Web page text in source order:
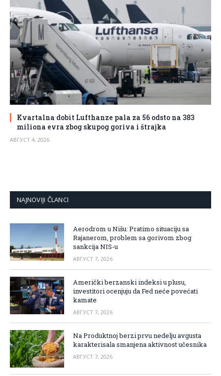
Kvartalna dobit Lufthanze pala za 56 odsto na 383
miliona evra zbog skupog goriva i štrajka
АВГУСТ 4, 2026
NAJNOVIJI ČLANCI
Aerodrom u Nišu: Pratimo situaciju sa
Rajanerom, problem sa gorivom zbog
sankcija NIS-u
АВГУСТ 7, 2026
Američki berzanski indeksi u plusu,
investitori ocenjuju da Fed neće povećati
kamate
АВГУСТ 7, 2026
Na Produktnoj berzi prvu nedelju avgusta
karakterisala smanjena aktivnost učesnika
АВГУСТ 7, 2026